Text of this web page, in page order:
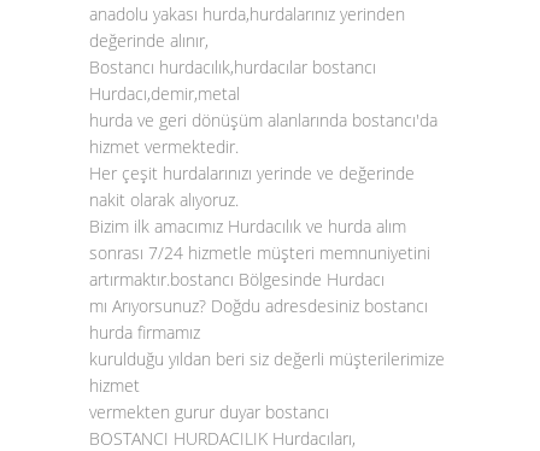
anadolu yakası hurda,hurdalarınız yerinden
değerinde alınır,
Bostancı hurdacılık,hurdacılar bostancı
Hurdacı,demir,metal
hurda ve geri dönüşüm alanlarında bostancı'da
hizmet vermektedir.
Her çeşit hurdalarınızı yerinde ve değerinde
nakit olarak alıyoruz.
Bizim ilk amacımız Hurdacılık ve hurda alım
sonrası 7/24 hizmetle müşteri memnuniyetini
artırmaktır.bostancı Bölgesinde Hurdacı
mı Arıyorsunuz? Doğdu adresdesiniz bostancı
hurda firmamız
kurulduğu yıldan beri siz değerli müşterilerimize
hizmet
vermekten gurur duyar bostancı
BOSTANCI HURDACILIK Hurdacıları,